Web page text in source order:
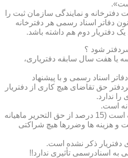
دفترخانه و نمایندگی سازمان ثبت را
می باشد.طبق ماده ۳ قانون دفاتر اسناد رسمی هر دفترخانه
یک دفتریار دوم هم داشته باشد.
شود ؟
سه یا هفت سال سابقه دفتریاری،
اسناد رسمی و با پیشنهاد
حق تقاضای هیچ کاری از دفتریار
ندارد.
است.
دفتریار فقط در درآمد شریک است (15 درصد از حق التحریر ماهیانه
و هزینه ها وضررها هیچ شراکتی
دفتریار ذکر نشده است.
به اسنادرسمی تأثیری ندارد!!